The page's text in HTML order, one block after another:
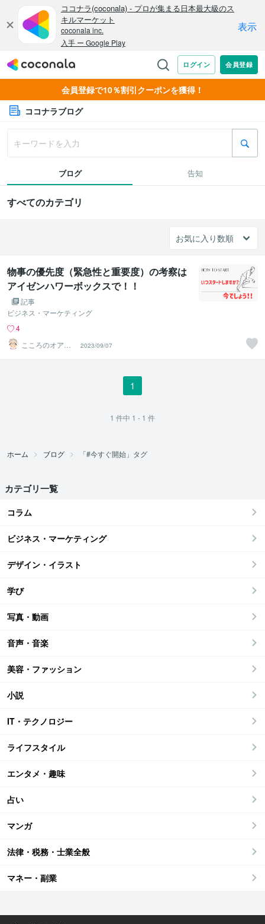
会員登録で10％割引クーポンを獲得！
ココナラブログ
ブログ 告知
すべてのカテゴリ
物事の優先度（緊急性と重要度）の考察は
アイゼンハワーボックスで！！
記事
ビジネス・マーケティング
4
こころのオアシ
ス＠元牧師で精
神保健福祉士
2023/09/07
1
1 件中 1 - 1 件
ホーム ブログ 「#今すぐ開始」タグ
カテゴリ一覧
コラム
ビジネス・マーケティング
デザイン・イラスト
学び
写真・動画
音声・音楽
美容・ファッション
小説
IT・テクノロジー
ライフスタイル
エンタメ・趣味
占い
マンガ
法律・税務・士業全般
マネー・副業